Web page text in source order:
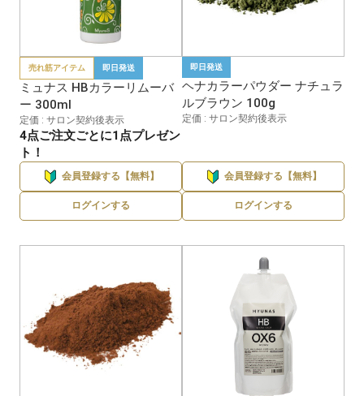
売れ筋アイテム 即日発送
ミュナス HBカラーリムーバ
ー 300ml
定価 : サロン契約後表示
4点ご注文ごとに1点プレゼン
ト！
会員登録する【無料】
ログインする
即日発送
ヘナカラーパウダー ナチュラ
ルブラウン 100g
定価 : サロン契約後表示
会員登録する【無料】
ログインする